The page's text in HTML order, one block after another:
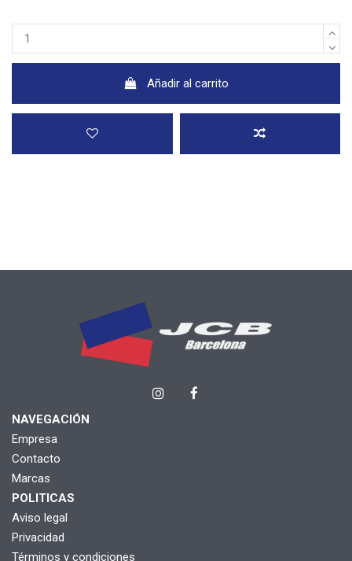
Añadir al carrito
NAVEGACIÓN
Empresa
Contacto
Marcas
POLITICAS
Aviso legal
Privacidad
Términos y condiciones